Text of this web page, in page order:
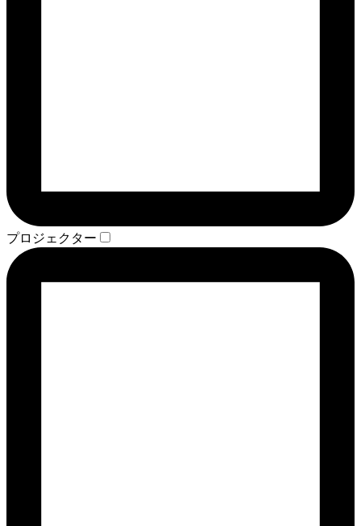
プロジェクター